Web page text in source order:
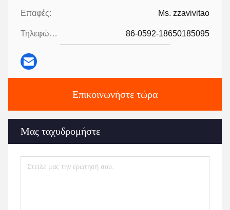
Επαφές: Ms. zzavivitao
Τηλεφώνημα: 86-0592-18650185095
Επικοινωνήστε τώρα
Μας ταχυδρομήστε